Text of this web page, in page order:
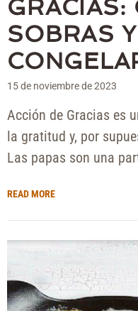
GRACIAS:
SOBRAS
15 de noviembre de 2023
Acción de Gracias es
la gratitud y, por
Las papas son una
READ MORE